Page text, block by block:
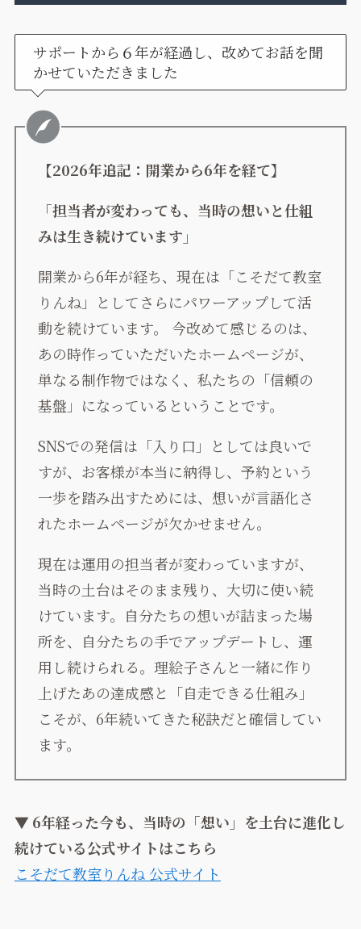
サポートから６年が経過し、改めてお話を聞
かせていただきました
【2026年追記：開業から6年を経て】
「担当者が変わっても、当時の想いと仕組
みは生き続けています」
開業から6年が経ち、現在は「こそだて教室
りんね」としてさらにパワーアップして活
動を続けています。 今改めて感じるのは、
あの時作っていただいたホームページが、
単なる制作物ではなく、私たちの「信頼の
基盤」になっているということです。
SNSでの発信は「入り口」としては良いで
すが、お客様が本当に納得し、予約という
一歩を踏み出すためには、想いが言語化さ
れたホームページが欠かせません。
現在は運用の担当者が変わっていますが、
当時の土台はそのまま残り、大切に使い続
けています。自分たちの想いが詰まった場
所を、自分たちの手でアップデートし、運
用し続けられる。理絵子さんと一緒に作り
上げたあの達成感と「自走できる仕組み」
こそが、6年続いてきた秘訣だと確信してい
ます。
▼ 6年経った今も、当時の「想い」を土台に進化し
続けている公式サイトはこちら
こそだて教室りんね 公式サイト